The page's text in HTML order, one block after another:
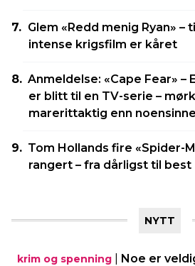
Glem «Redd menig Ryan» –
intense krigsfilm er kåret
Anmeldelse: «Cape Fear» –
er blitt til en TV-serie –
marerittaktig enn noensinne
Tom Hollands fire «Spider-
rangert – fra dårligst til best
NYTT
krim og spenning
Noe er